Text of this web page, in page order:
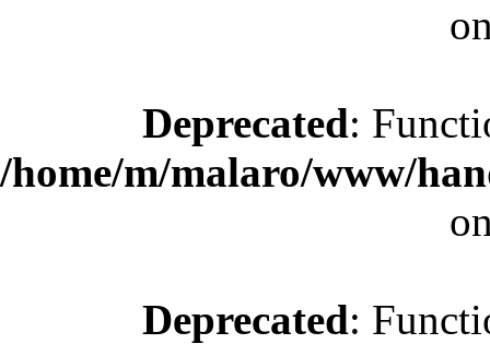
Deprecated:
/home/m/malaro/www/
Deprecated: